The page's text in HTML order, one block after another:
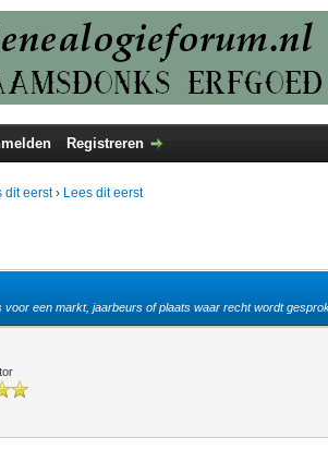
Registreren
dit eerst› Lees dit eerst
voor een markt, jaarbeurs of plaats waar recht wordt